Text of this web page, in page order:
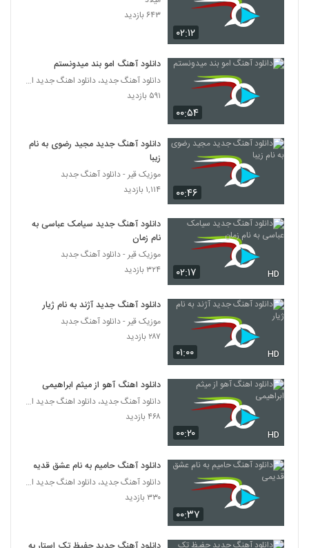
دانلود آهنگ حمید اسدی گذشتم از تو
۲۶۹ بازدید
دانلود آهنگ حسین رویان دست بردار
موزیک زیبای سلام عشقم از خرداد قجر
Mohammad Zamani Begoo
دانلود آهنگ شهاب علیخانی بی قرار
5071
Arsalan Jazebe
5072
دانلود آهنگ حامد بیبرس عشق مرده ( به
همراه سایه بکس و دنی پالتر)
۲۶۹ بازدید
آهنگ آرتا بنام میم
5074
آهنگ طبیبانه از محسن دولت(پاپ)
دانلود آهنگ داغ داغ تابستونه از امین صادقی
۲۴۸ بازدید
۰۲:۱۲
۶۴۳ بازدید
۰۰:۵۴
دانلود آهنگ امو بند میدونستم
دانلود آهنگ جدید، دانلود اهنگ جدید ایرانی
۵۹۱ بازدید
۰۰:۴۶
دانلود آهنگ جدید مجید رضوی به نام
زیبا
موزیک قیر - دانلود آهنگ جدبد
۱,۱۱۴ بازدید
۰۲:۱۷ HD
دانلود آهنگ جدید سیامک عباسی به
نام زمان
موزیک قیر - دانلود آهنگ جدبد
۳۲۴ بازدید
۰۱:۰۰ HD
دانلود آهنگ جدید آژند به نام ژیار
موزیک قیر - دانلود آهنگ جدبد
۲۸۷ بازدید
۰۰:۲۰ HD
دانلود اهنگ آهو از میثم ابراهیمی
دانلود آهنگ جدید، دانلود اهنگ جدید ایرانی
۴۶۸ بازدید
۰۰:۳۷
دانلود آهنگ حامیم به نام عشق قدیمی
دانلود آهنگ جدید، دانلود اهنگ جدید ایرانی
۳۳۰ بازدید